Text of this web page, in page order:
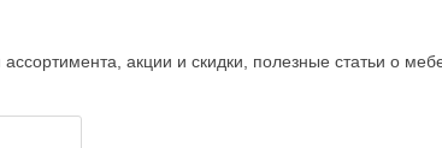
акции и скидки, полезные статьи о